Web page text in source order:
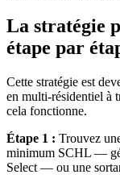
La stratégie
étape par
Cette stratégie est
en multi-résidentiel à
cela fonctionne.
Étape 1 : Trouvez
minimum SCHL —
Select — ou une